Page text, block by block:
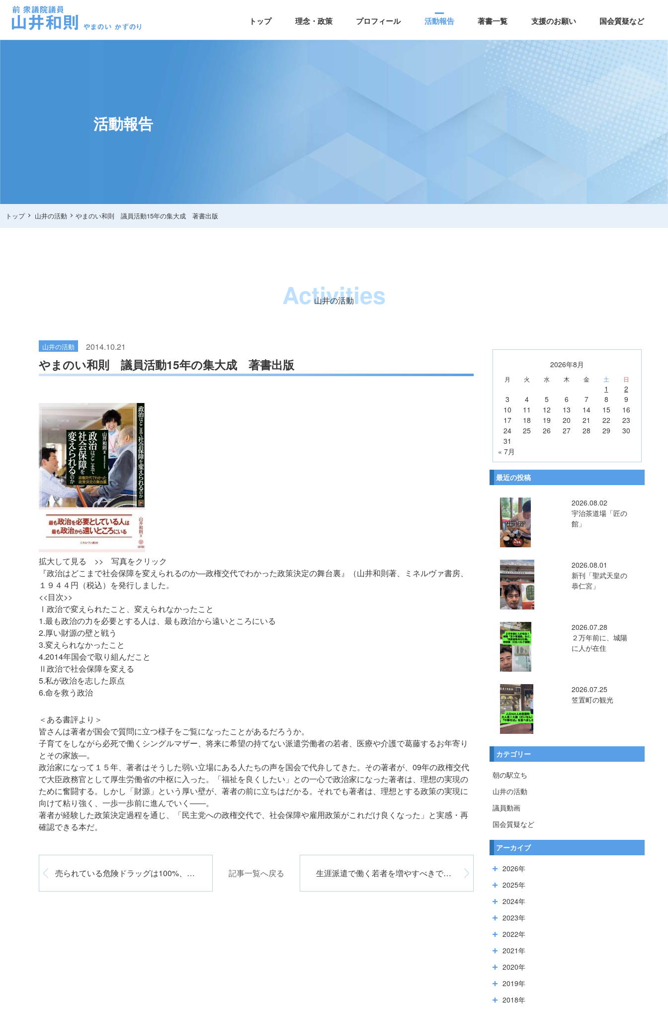
トップ 理念・政策 プロフィール 活動報告 著書一覧 支援のお願い 国会質疑など
活動報告
トップ 山井の活動 やまのい和則 議員活動15年の集大成 著書出版
Activities
山井の活動
山井の活動 2014.10.21
やまのい和則 議員活動15年の集大成 著書出版
拡大して見る >> 写真をクリック
『政治はどこまで社会保障を変えられるのか―政権交代でわかった政策決定の舞台裏』（山井和則著、ミネルヴァ書房、
１９４４円（税込）を発行しました。
<<目次>>
Ⅰ政治で変えられたこと、変えられなかったこと
1.最も政治の力を必要とする人は、最も政治から遠いところにいる
2.厚い財源の壁と戦う
3.変えられなかったこと
4.2014年国会で取り組んだこと
Ⅱ政治で社会保障を変える
5.私が政治を志した原点
6.命を救う政治
＜ある書評より＞
皆さんは著者が国会で質問に立つ様子をご覧になったことがあるだろうか。
子育てをしながら必死で働くシングルマザー、将来に希望の持てない派遣労働者の若者、医療や介護で葛藤するお年寄り
とその家族―。
政治家になって１５年、著者はそうした弱い立場にある人たちの声を国会で代弁してきた。その著者が、09年の政権交代
で大臣政務官として厚生労働省の中枢に入った。「福祉を良くしたい」との一心で政治家になった著者は、理想の実現の
ために奮闘する。しかし「財源」という厚い壁が、著者の前に立ちはだかる。それでも著者は、理想とする政策の実現に
向けて粘り強く、一歩一歩前に進んでいく――。
著者が経験した政策決定過程を通じ、「民主党への政権交代で、社会保障や雇用政策がこれだけ良くなった」と実感・再
確認できる本だ。
売られている危険ドラッグは100%、指定薬物 記事一覧へ戻る 生涯派遣で働く若者を増やすべきではない
2026年8月
月 火 水 木 金 土 日
1
2
3
4 5 6 7 8
9
10
11 12 13 14 15
16
17
18 19 20 21 22
23
24
25 26 27 28 29
30
31
« 7月
最近の投稿
2026.08.02
宇治茶道場「匠の
館」
2026.08.01
新刊「聖武天皇の
恭仁宮」
2026.07.28
２万年前に、城陽
に人が在住
2026.07.25
笠置町の観光
カテゴリー
朝の駅立ち
山井の活動
議員動画
国会質疑など
アーカイブ
2026年
2025年
2024年
2023年
2022年
2021年
2020年
2019年
2018年